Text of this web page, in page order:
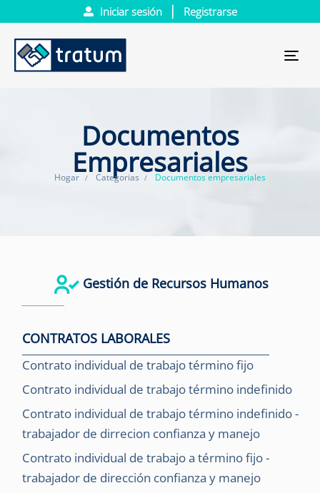
Iniciar sesión Registrarse
Documentos
Empresariales
Hogar Categorias Documentos empresariales
Gestión de Recursos Humanos
CONTRATOS LABORALES
Contrato individual de trabajo término fijo
Contrato individual de trabajo término indefinido
Contrato individual de trabajo término indefinido -
trabajador de dirrecion confianza y manejo
Contrato individual de trabajo a término fijo -
trabajador de dirección confianza y manejo